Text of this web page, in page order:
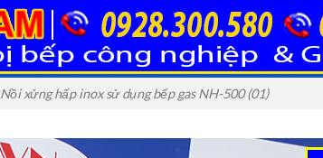
Nồi xửng hấp inox sử dụng bếp gas NH-500 (01)